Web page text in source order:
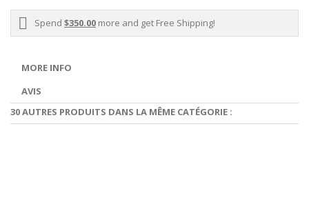
Spend $350.00 more and get Free Shipping!
MORE INFO
AVIS
30 AUTRES PRODUITS DANS LA MÊME CATÉGORIE :